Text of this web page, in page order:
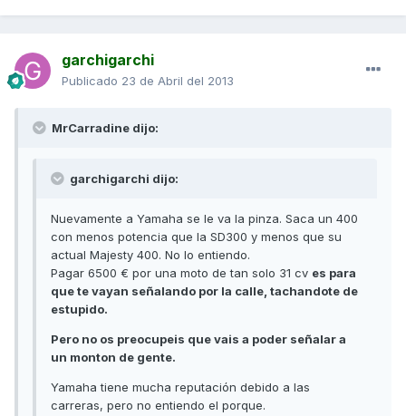
garchigarchi
Publicado 23 de Abril del 2013
MrCarradine dijo:
garchigarchi dijo:
Nuevamente a Yamaha se le va la pinza. Saca un 400
con menos potencia que la SD300 y menos que su
actual Majesty 400. No lo entiendo.
Pagar 6500 € por una moto de tan solo 31 cv es para
que te vayan señalando por la calle, tachandote de
estupido.
Pero no os preocupeis que vais a poder señalar a
un monton de gente.
Yamaha tiene mucha reputación debido a las
carreras, pero no entiendo el porque.